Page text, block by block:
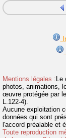
Mentions légales : Le
photos, animations,
œuvre protégée par
L.122-4).
Aucune exploitation
données qui sont
l'accord préalable et
Toute reproduction